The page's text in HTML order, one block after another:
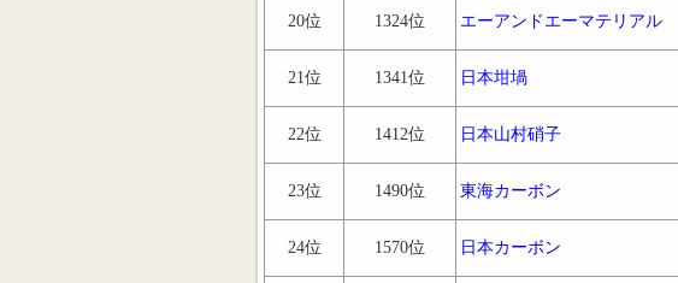
20位 1324位 エーアンドエーマテリアル
21位 1341位 日本坩堝
22位 1412位 日本山村硝子
23位 1490位 東海カーボン
24位 1570位 日本カーボン